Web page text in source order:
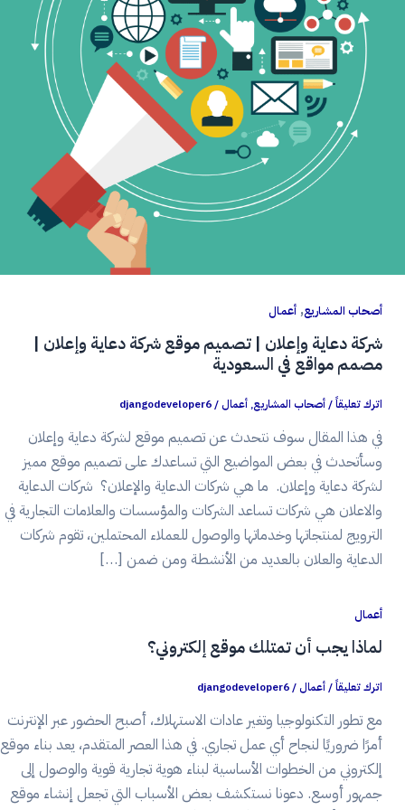
أصحاب المشاريع, أعمال
شركة دعاية وإعلان | تصميم موقع شركة دعاية وإعلان |
مصمم مواقع في السعودية
اترك تعليقاً/أصحاب المشاريع, أعمال /
djangodeveloper6
في هذا المقال سوف نتحدث عن تصميم موقع لشركة دعاية وإعلان
وسأتحدث في بعض المواضيع التي تساعدك على تصميم موقع مميز
لشركة دعاية وإعلان. ما هي شركات الدعاية والإعلان؟ شركات الدعاية
والاعلان هي شركات تساعد الشركات والمؤسسات والعلامات التجارية في
الترويج لمنتجاتها وخدماتها والوصول للعملاء المحتملين، تقوم شركات
الدعاية والعلان بالعديد من الأنشطة ومن ضمن […]
أعمال
لماذا يجب أن تمتلك موقع إلكتروني؟
اترك تعليقاً/أعمال /
djangodeveloper6
مع تطور التكنولوجيا وتغير عادات الاستهلاك، أصبح الحضور عبر الإنترنت
أمرًا ضروريًا لنجاح أي عمل تجاري. في هذا العصر المتقدم، يعد بناء موقع
إلكتروني من الخطوات الأساسية لبناء هوية تجارية قوية والوصول إلى
جمهور أوسع. دعونا نستكشف بعض الأسباب التي تجعل إنشاء موقع